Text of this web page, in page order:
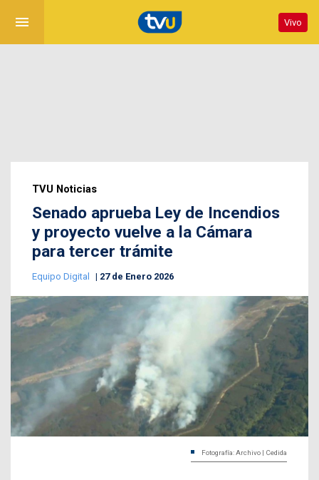
menu Vivo
TVU Noticias
Senado aprueba Ley de Incendios
y proyecto vuelve a la Cámara
para tercer trámite
Equipo Digital 27 de Enero 2026
Fotografía: Archivo | Cedida